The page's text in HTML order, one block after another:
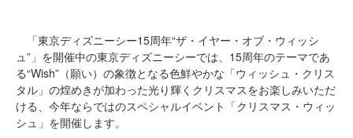
「東京ディズニーシー15周年“ザ・イヤー・オブ・ウィッシ
ュ”」を開催中の東京ディズニーシーでは、15周年のテーマであ
る“Wish”（願い）の象徴となる色鮮やかな「ウィッシュ・クリス
タル」の煌めきが加わった光り輝くクリスマスをお楽しみいただ
ける、今年ならではのスペシャルイベント「クリスマス・ウィッ
シュ」を開催します。